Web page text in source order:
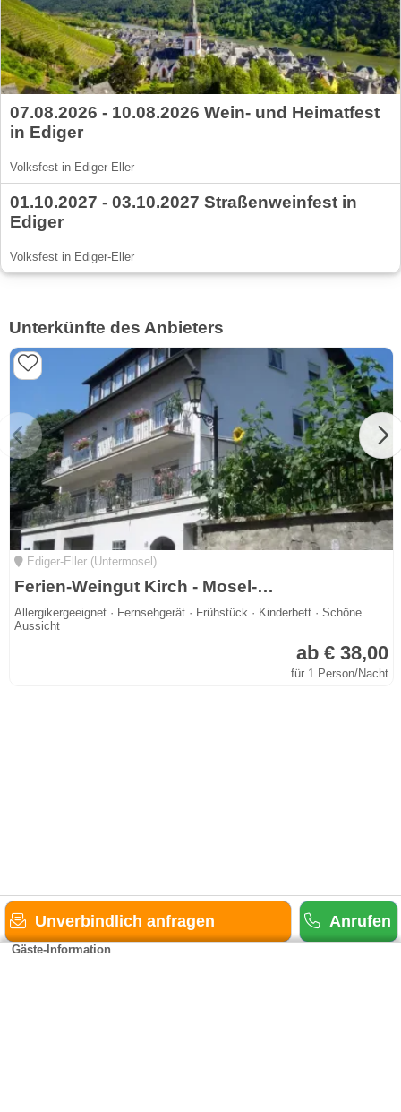
07.08.2026 - 10.08.2026 Wein- und Heimatfest
in Ediger
Volksfest in Ediger-Eller
01.10.2027 - 03.10.2027 Straßenweinfest in
Ediger
Volksfest in Ediger-Eller
Unterkünfte des Anbieters
Ediger-Eller (Untermosel)
Ferien-Weingut Kirch - Mosel-Urlaub in Ediger-Eller -
Allergikergeeignet · Fernsehgerät · Frühstück · Kinderbett · Schöne
Aussicht
ab € 38,00
für 1 Person/Nacht
Unverbindlich anfragen Anrufen
Gäste-Information